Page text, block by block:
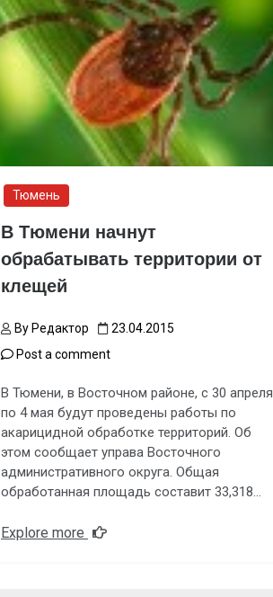
Тюмень
В Тюмени начнут
обрабатывать территории от
клещей
By Редактор
23.04.2015
Post a comment
В Тюмени, в Восточном районе, с 30 апреля
по 4 мая будут проведены работы по
акарицидной обработке территорий. Об
этом сообщает управа Восточного
административного округа. Общая
обработанная площадь составит 33,318…
Explore more